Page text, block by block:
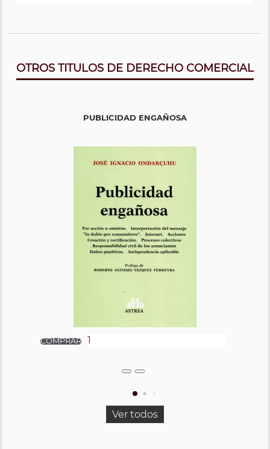
OTROS TITULOS DE DERECHO COMERCIAL
PUBLICIDAD ENGAÑOSA
Ver todos